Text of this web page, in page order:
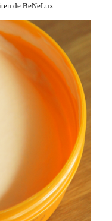
de BeNeLux.